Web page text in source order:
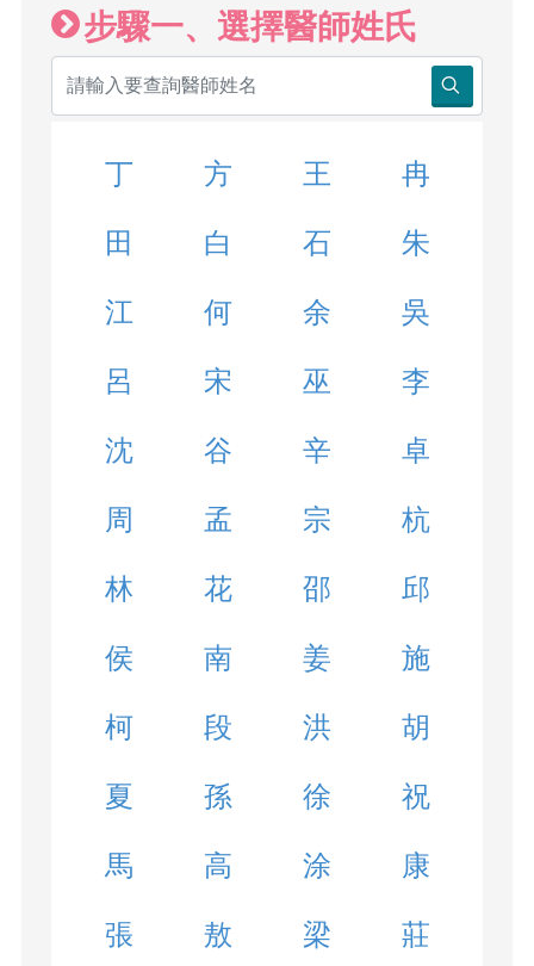
步驟一、選擇醫師姓氏
丁 方 王 冉
田 白 石 朱
江 何 余 吳
呂 宋 巫 李
沈 谷 辛 卓
周 孟 宗 杭
林 花 邵 邱
侯 南 姜 施
柯 段 洪 胡
夏 孫 徐 祝
馬 高 涂 康
張 敖 梁 莊